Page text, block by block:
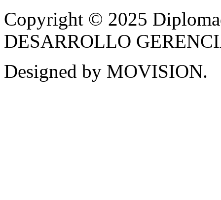
Copyright © 2025
DESARROLLO
Designed by MOVISION.